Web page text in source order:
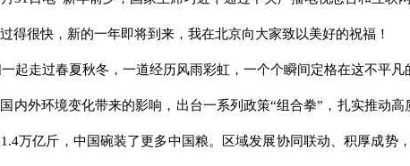
得很快，新的一年即将到来，我在北京向大家致以美好的祝福！
起走过春夏秋冬，一道经历风雨彩虹，一个个瞬间定格在这不平凡
内外环境变化带来的影响，出台一系列政策“组合拳”，扎实推动
万亿斤，中国碗装了更多中国粮。区域发展协同联动、积厚成势